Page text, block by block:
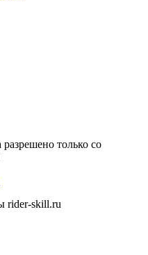
только со
rider-skill.ru